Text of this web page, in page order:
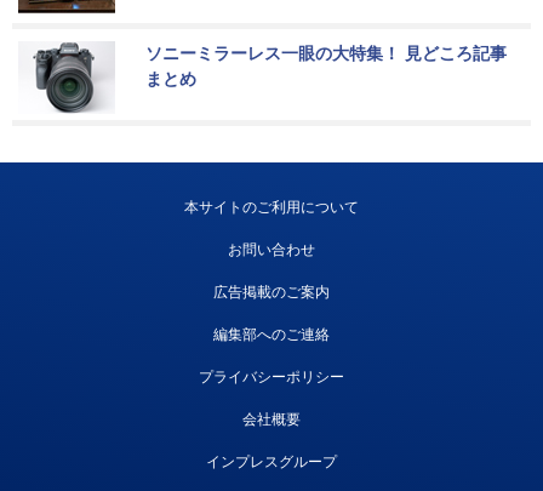
ソニーミラーレス一眼の大特集！ 見どころ記事
まとめ
本サイトのご利用について
お問い合わせ
広告掲載のご案内
編集部へのご連絡
プライバシーポリシー
会社概要
インプレスグループ